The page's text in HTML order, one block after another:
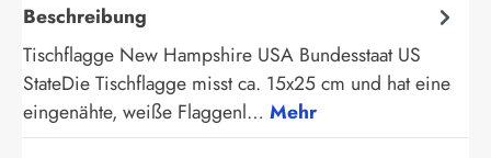
Beschreibung
Tischflagge New Hampshire USA Bundesstaat US
StateDie Tischflagge misst ca. 15x25 cm und hat eine
eingenähte, weiße Flaggenl… Mehr